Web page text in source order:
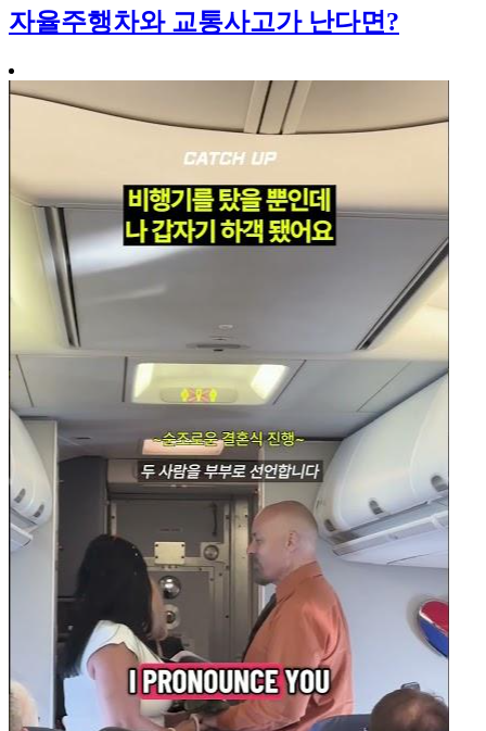
자율주행차와 교통사고가 난다면?